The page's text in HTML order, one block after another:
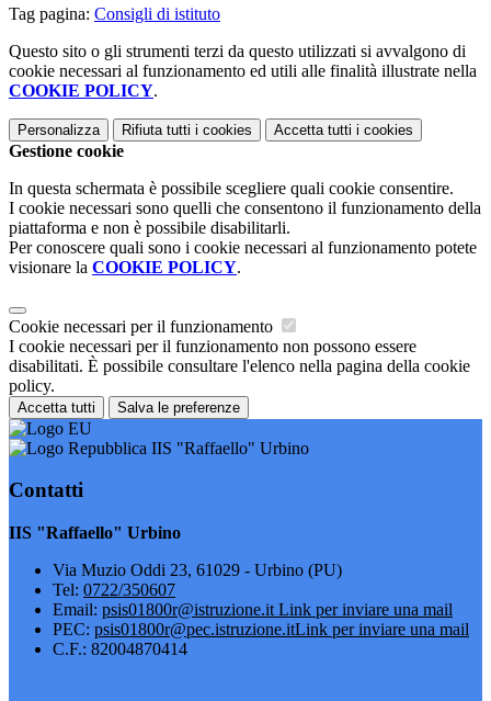
Tag pagina: Consigli di istituto
Questo sito o gli strumenti terzi da questo utilizzati si avvalgono di
cookie necessari al funzionamento ed utili alle finalità illustrate nella
COOKIE POLICY.
Personalizza Rifiuta tutti i cookies Accetta tutti i cookies
Gestione cookie
In questa schermata è possibile scegliere quali cookie consentire.
I cookie necessari sono quelli che consentono il funzionamento della
piattaforma e non è possibile disabilitarli.
Per conoscere quali sono i cookie necessari al funzionamento potete
visionare la COOKIE POLICY.
Cookie necessari per il funzionamento
I cookie necessari per il funzionamento non possono essere
disabilitati. È possibile consultare l'elenco nella pagina della cookie
policy.
Accetta tutti Salva le preferenze
IIS "Raffaello" Urbino
Contatti
IIS "Raffaello" Urbino
Via Muzio Oddi 23, 61029 - Urbino (PU)
Tel: 0722/350607
Email: psis01800r@istruzione.it Link per inviare una mail
PEC: psis01800r@pec.istruzione.itLink per inviare una mail
C.F.: 82004870414